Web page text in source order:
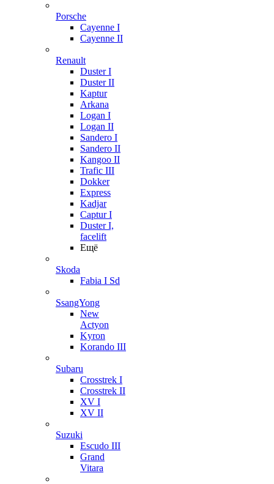
Porsche
Cayenne I
Cayenne II
Renault
Duster I
Duster II
Kaptur
Arkana
Logan I
Logan II
Sandero I
Sandero II
Kangoo II
Trafic III
Dokker
Express
Kadjar
Captur I
Duster I,
facelift
Ещё
Skoda
Fabia I Sd
SsangYong
New
Actyon
Kyron
Korando III
Subaru
Crosstrek I
Crosstrek II
XV I
XV II
Suzuki
Escudo III
Grand
Vitara